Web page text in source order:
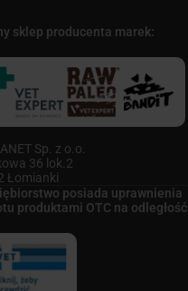
sklep producenta marek:
Sp. z o.o.
36 lok.2
Łomianki
posiada uprawnienia
produktami OTC na odległość